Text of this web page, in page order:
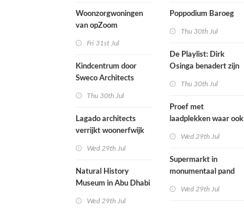
Woonzorgwoningen
van opZoom
nieuwbouw en oude
industriële panden
Fri 31st Jul
Kindcentrum door
Sweco Architects
buitenruimte samen in
hart van dorp
Thu 30th Jul
Lagado architects
verrijkt woonerfwijk
huis
Wed 29th Jul
Natural History
Museum in Abu Dhabi
Wed 29th Jul
Poppodium Baroeg
Thu 30th Jul
De Playlist: Dirk
Osinga benadert zijn
Thu 30th Jul
Proef met
laadplekken waar ook
Wed 29th Jul
Supermarkt in
monumentaal pand
Wed 29th Jul